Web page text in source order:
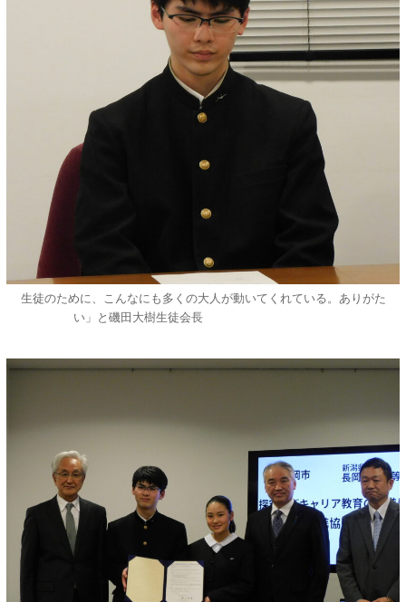
生徒のために、こんなにも多くの大人が動いてくれている。ありがた
い」と 磯田大樹生徒会長